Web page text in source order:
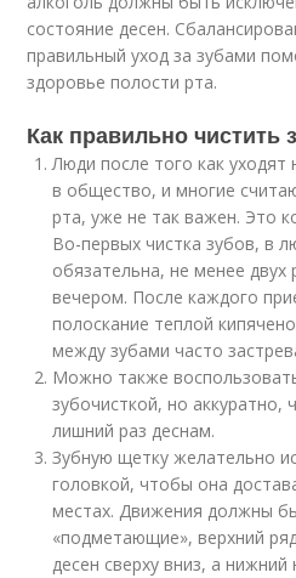
состояние десен.
правильный уход за зубами
здоровье полости рта.
Как правильно чистить
Люди после того как
в общество, и многие
рта, уже не так важен. Это
Во-первых чистка зубов, в
обязательна, не менее двух
вечером. После каждого
полоскание теплой
между зубами часто
Можно также
зубочисткой, но аккуратно,
лишний раз деснам.
Зубную щетку желательно
головкой, чтобы она
местах. Движения должны
«подметающие», верхний
десен сверху вниз, а